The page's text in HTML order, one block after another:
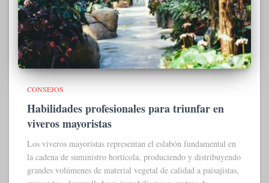
CONSEJOS
Habilidades profesionales para triunfar en
viveros mayoristas
Los viveros mayoristas representan el eslabón fundamental en
la cadena de suministro hortícola, produciendo y distribuyendo
grandes volúmenes de material vegetal de calidad a paisajistas,